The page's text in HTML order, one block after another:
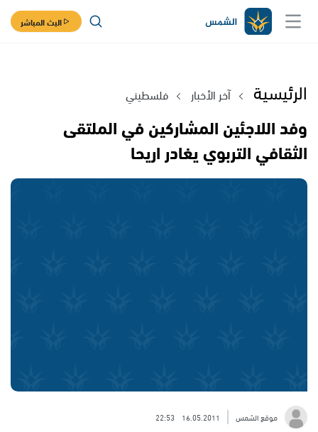
البث المباشر
الرئيسية آخر الأخبار فلسطيني
وفد اللاجئين المشاركين في الملتقى
الثقافي التربوي يغادر اريحا
موقع الشمس 16.05.2011
22:53